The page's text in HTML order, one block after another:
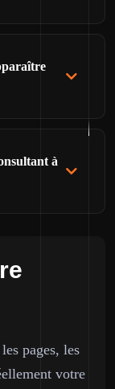
à
pages, les
votre